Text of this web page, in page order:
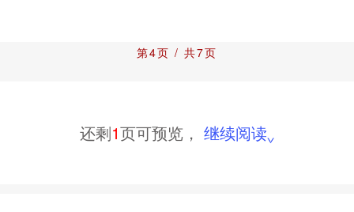
第4页 / 共7页
还剩1页可预览， 继续阅读